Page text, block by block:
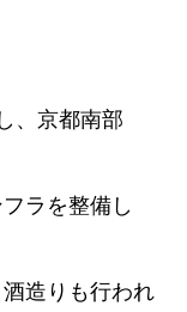
、京都南部
ラを整備し
造りも行われ